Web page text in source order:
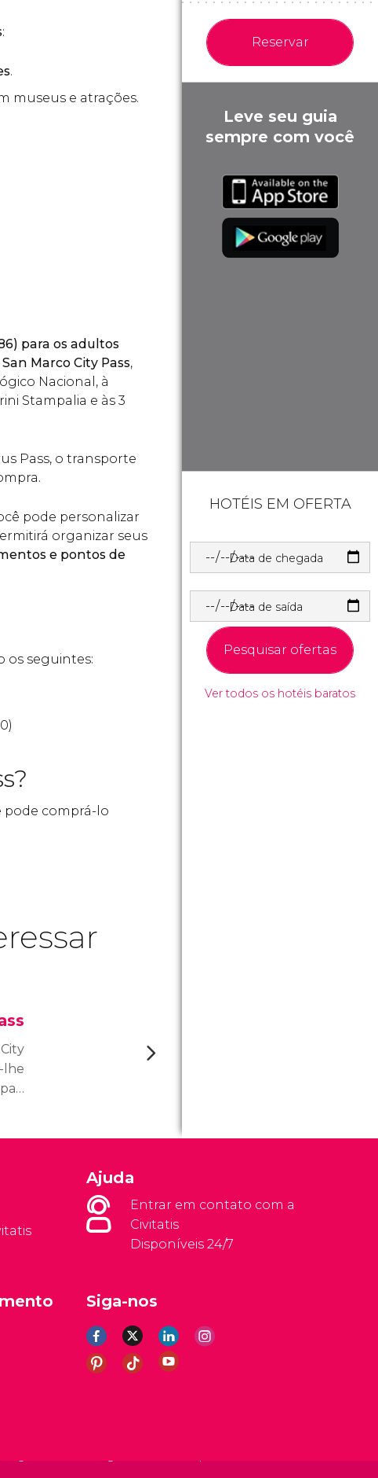
:
.
museus e atrações.
para os adultos
Marco City Pass,
Nacional, à
Stampalia e às 3
Pass, o transporte
pode personalizar
organizar seus
e pontos de
os seguintes:
pode comprá-lo
lhe
Reservar
Leve seu guia
sempre com você
HOTÉIS EM OFERTA
Data de chegada
Data de saída
Pesquisar ofertas
Ver todos os hotéis baratos
Ajuda
Entrar em contato com a
Civitatis
Disponíveis 24/7
Siga-nos